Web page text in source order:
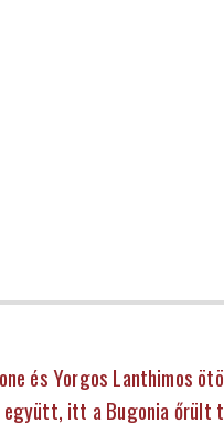
és Yorgos Lanthimos
együtt, itt a Bugonia őrült